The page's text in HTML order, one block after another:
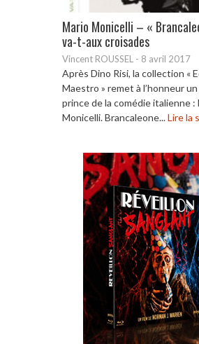
Mario Monicelli – «
va-t-aux croisades
Vincent ROUSSEL - 8 avril 2017
Après Dino Risi, la collection «
Maestro » remet à l’honneur
prince de la comédie italienne :
Monicelli. Brancaleone...Lire la